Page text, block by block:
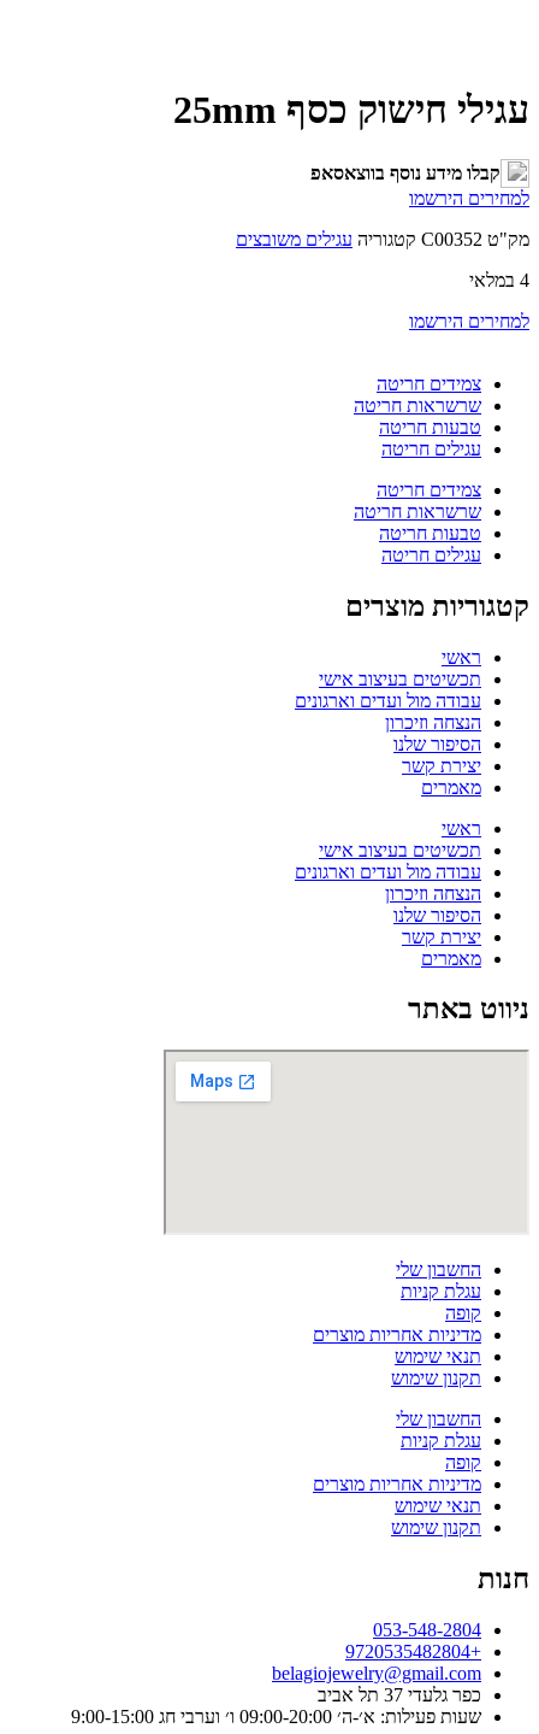
עגילי חישוק כסף 25mm
קבלו מידע נוסף בווצאסאפ
למחירים הירשמו
מק"ט C00352 קטגוריה עגילים משובצים
4 במלאי
למחירים הירשמו
צמידים חריטה
שרשראות חריטה
טבעות חריטה
עגילים חריטה
צמידים חריטה
שרשראות חריטה
טבעות חריטה
עגילים חריטה
קטגוריות מוצרים
ראשי
תכשיטים בעיצוב אישי
עבודה מול ועדים וארגונים
הנצחה וזיכרון
הסיפור שלנו
יצירת קשר
מאמרים
ראשי
תכשיטים בעיצוב אישי
עבודה מול ועדים וארגונים
הנצחה וזיכרון
הסיפור שלנו
יצירת קשר
מאמרים
ניווט באתר
החשבון שלי
עגלת קניות
קופה
מדיניות אחריות מוצרים
תנאי שימוש
תקנון שימוש
החשבון שלי
עגלת קניות
קופה
מדיניות אחריות מוצרים
תנאי שימוש
תקנון שימוש
חנות
053-548-2804
+9720535482804
belagiojewelry@gmail.com
כפר גלעדי 37 תל אביב
שעות פעילות: א׳-ה׳ 09:00-20:00 ו׳ וערבי חג 9:00-15:00